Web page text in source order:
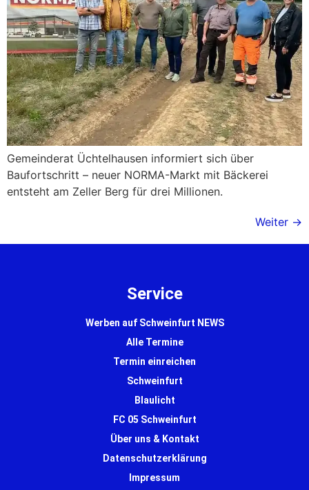
Gemeinderat Üchtelhausen informiert sich über
Baufortschritt – neuer NORMA-Markt mit Bäckerei
entsteht am Zeller Berg für drei Millionen.
Weiter →
Service
Werben auf Schweinfurt NEWS
Alle Termine
Termin einreichen
Schweinfurt
Blaulicht
FC 05 Schweinfurt
Über uns & Kontakt
Datenschutzerklärung
Impressum